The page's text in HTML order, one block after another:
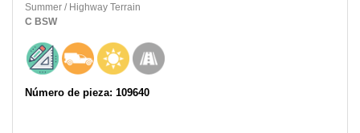
Summer / Highway Terrain
C BSW
Número de pieza: 109640